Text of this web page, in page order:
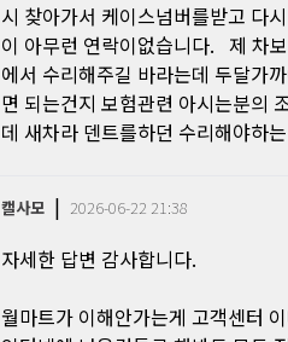
시 찾아가서 케이스넘버를받고 다
이 아무런 연락이없습니다. 제 차
에서 수리해주길 바라는데 두달가
면 되는건지 보험관련 아시는분의
데 새차라 덴트를하던 수리해야하
캘사모| 2026-06-22 21:38
자세한 답변 감사합니다.
월마트가 이해안가는게 고객센터